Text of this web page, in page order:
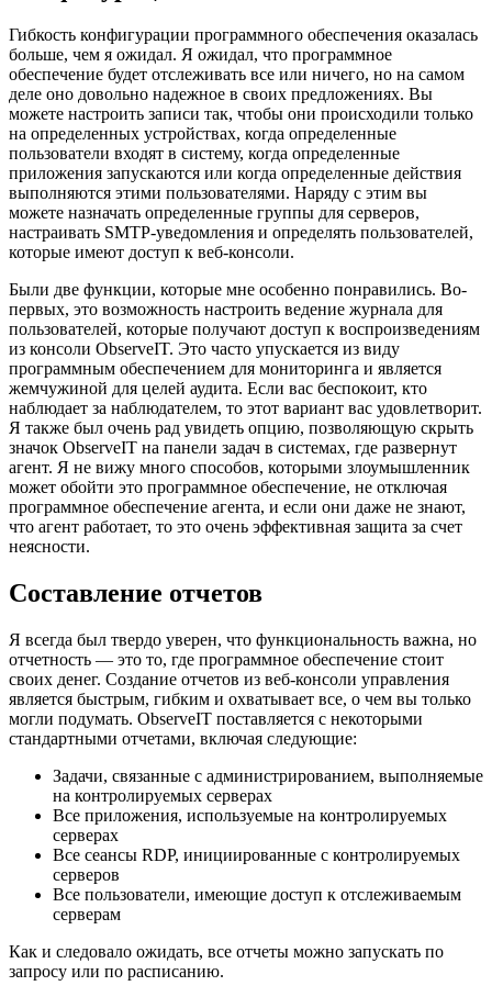
Гибкость конфигурации программного обеспечения оказалась
больше, чем я ожидал. Я ожидал, что программное
обеспечение будет отслеживать все или ничего, но на самом
деле оно довольно надежное в своих предложениях. Вы
можете настроить записи так, чтобы они происходили только
на определенных устройствах, когда определенные
пользователи входят в систему, когда определенные
приложения запускаются или когда определенные действия
выполняются этими пользователями. Наряду с этим вы
можете назначать определенные группы для серверов,
настраивать SMTP-уведомления и определять пользователей,
которые имеют доступ к веб-консоли.
Были две функции, которые мне особенно понравились. Во-
первых, это возможность настроить ведение журнала для
пользователей, которые получают доступ к воспроизведениям
из консоли ObserveIT. Это часто упускается из виду
программным обеспечением для мониторинга и является
жемчужиной для целей аудита. Если вас беспокоит, кто
наблюдает за наблюдателем, то этот вариант вас удовлетворит.
Я также был очень рад увидеть опцию, позволяющую скрыть
значок ObserveIT на панели задач в системах, где развернут
агент. Я не вижу много способов, которыми злоумышленник
может обойти это программное обеспечение, не отключая
программное обеспечение агента, и если они даже не знают,
что агент работает, то это очень эффективная защита за счет
неясности.
Составление отчетов
Я всегда был твердо уверен, что функциональность важна, но
отчетность — это то, где программное обеспечение стоит
своих денег. Создание отчетов из веб-консоли управления
является быстрым, гибким и охватывает все, о чем вы только
могли подумать. ObserveIT поставляется с некоторыми
стандартными отчетами, включая следующие:
Задачи, связанные с администрированием, выполняемые
на контролируемых серверах
Все приложения, используемые на контролируемых
серверах
Все сеансы RDP, инициированные с контролируемых
серверов
Все пользователи, имеющие доступ к отслеживаемым
серверам
Как и следовало ожидать, все отчеты можно запускать по
запросу или по расписанию.